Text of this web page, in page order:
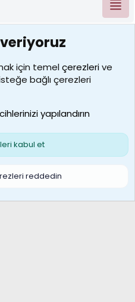
S
için temelçerezlerive
bağlı çerezleri
yapılandırın
kabul et
reddedin